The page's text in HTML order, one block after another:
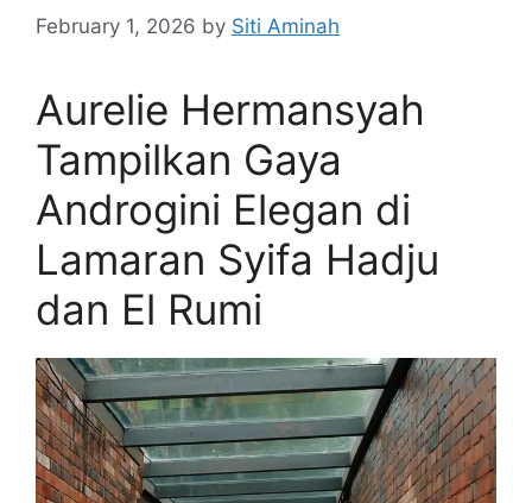
February 1, 2026 by Siti Aminah
Aurelie Hermansyah
Tampilkan Gaya
Androgini Elegan di
Lamaran Syifa Hadju
dan El Rumi